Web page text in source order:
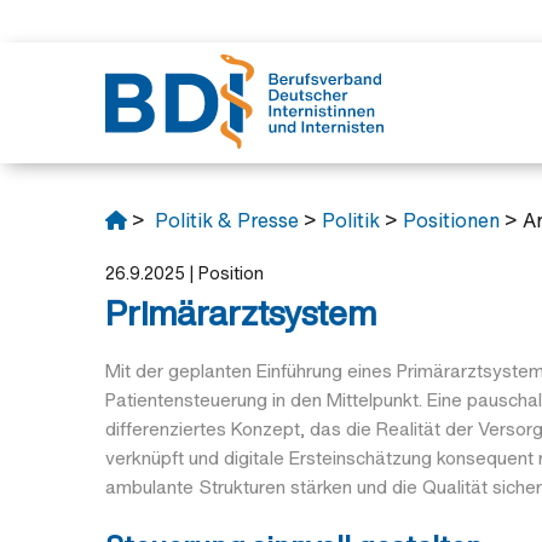
Das
Das
BJÄ
> Politik & Presse > Politik > Positionen >
26.9.2025 | Position
Primärarztsystem
Mit der geplanten Einführung eines
Patientensteuerung in den Mittelpunkt. Eine
differenziertes Konzept, das die Realität der
verknüpft und digitale Ersteinschätzung
ambulante Strukturen stärken und die Qualität